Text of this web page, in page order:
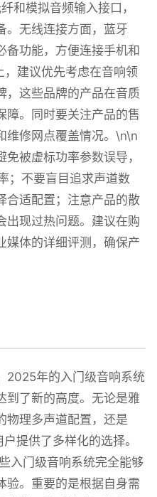
和模拟音频输入接口，
。无线连接方面，蓝牙
功能，方便连接手机和
建议优先考虑在音响领
，这些品牌的产品在音质
障。同时要关注产品的售
维修网点覆盖情况。\n\n
被虚标功率参数误导，
；不要盲目追求声道数
合适配置；注意产品的散
出现过热问题。建议在购
媒体的详细评测，确保产
2025年的入门级音响系统
到了新的高度。无论是雅
物理多声道配置，还是
提供了多样化的选择。
入门级音响系统完全能够
验。重要的是根据自身需